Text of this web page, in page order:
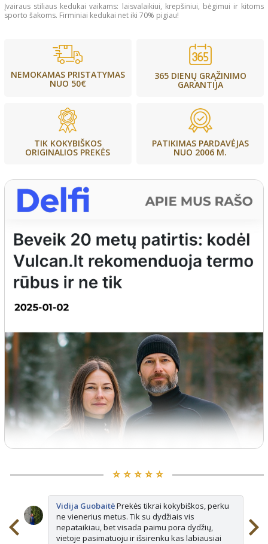
Įvairaus stiliaus kedukai vaikams: laisvalaikiui, krepšiniui, bėgimui ir kitoms
sporto šakoms. Firminiai kedukai net iki 70% pigiau!
NEMOKAMAS PRISTATYMAS
NUO 50€
365 DIENŲ GRĄŽINIMO
GARANTIJA
TIK KOKYBIŠKOS
ORIGINALIOS PREKĖS
PATIKIMAS PARDAVĖJAS
NUO 2006 M.
⭐️ ⭐️ ⭐️ ⭐️ ⭐️
Vidija GuobaitėPrekės tikrai kokybiškos, perku
ne vienerius metus. Tik su dydžiais vis
nepataikiau, bet visada paimu pora dydžių,
vietoje pasimatuoju ir išsirenku kas labiausiai